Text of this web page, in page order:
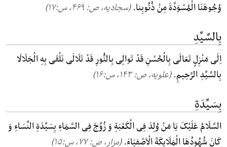
وُجُوهَنَا الْمُسْوَدَّةَ مِنْ ذُنُوبِنا.(سجادیه، ص: ۴۶۹, س:۱۷)
بِالسَّیِّدِ
اِلَی مَنْزِلٍ تَعَالَی بِالْحُسْنِ قَدْ تَوالِی بِالنُّورِ قَدْ تَلَالَی نَلْقَی بِهِ الْجَلَالَا
بِالسَّیِّدِ الرَّحِیمِ.(علویه، ص: ۱۴۳, س:۱۶)
بِسَیِّدَةِ
السَّلَامُ عَلَیْکَ یَا مَنْ وُلِدَ فِی الْکَعْبَةِ وَ زُوِّجَ فِی السَّمَاءِ بِسَیِّدَةِ النِّسَاءِ وَ
کَانَ شُهُودُهَا الْمَلَایِکَةَ الْاَصْفِیَاءَ.(مزار، ص: ۷۷, س:۱۵)